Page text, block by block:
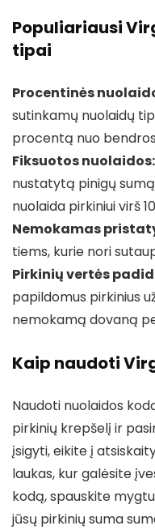
Populiariausi
tipai
Procentinės
sutinkamų nuolaidų
procentą nuo
Fiksuotos nuolaidos:
nustatytą pinigų sumą
nuolaida pirkiniui virš
Nemokamas
tiems, kurie nori
Pirkinių vertės
papildomus pirkinius
nemokamą dovaną
Kaip naudoti
Naudoti nuolaidos
pirkinių krepšelį ir
įsigyti, eikite į
laukas, kur galėsite
kodą, spauskite
jūsų pirkinių suma